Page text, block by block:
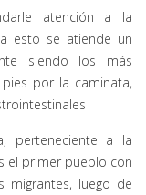
atención a la
esto se atiende un
siendo los más
por la caminata,
perteneciente a la
el primer pueblo con
migrantes, luego de